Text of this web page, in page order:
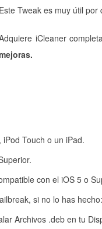
Este Tweak es muy útil por
iCleaner
Touch o un iPad.
con el iOS 5 o
si no lo has hecho:
Archivos .deb en tu